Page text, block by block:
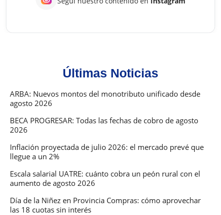
Últimas Noticias
ARBA: Nuevos montos del monotributo unificado desde
agosto 2026
BECA PROGRESAR: Todas las fechas de cobro de agosto
2026
Inflación proyectada de julio 2026: el mercado prevé que
llegue a un 2%
Escala salarial UATRE: cuánto cobra un peón rural con el
aumento de agosto 2026
Día de la Niñez en Provincia Compras: cómo aprovechar
las 18 cuotas sin interés